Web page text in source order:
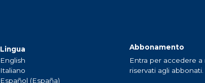
Lingua
English
Italiano
Español (España)
Abbonamento
Entra per accedere a
riservati agli abbonati.